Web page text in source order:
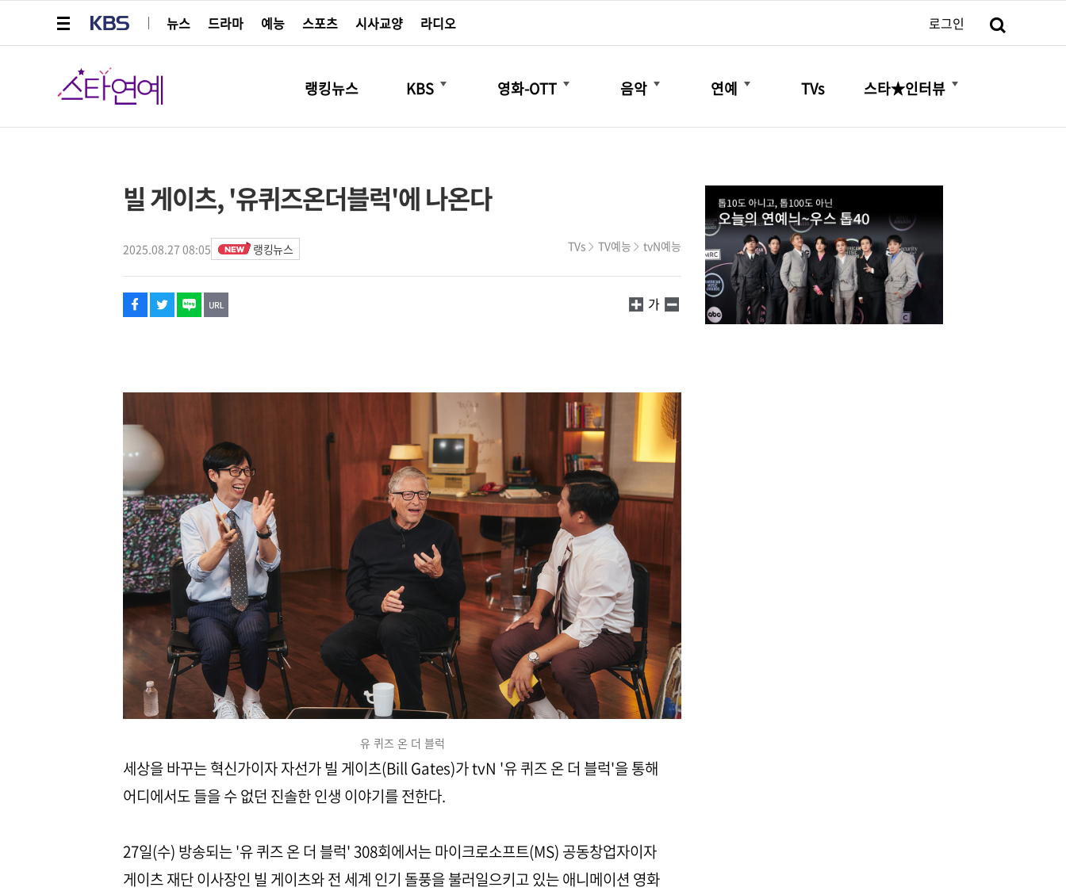
뉴스
드라마 예능 스포츠 시사교양 라디오 로그인
스타연예
랭킹뉴스 KBS
더보기
영화-OTT
더보기
음악
더보기
연예
더보기
TVs 스타★인터뷰
더보기
빌 게이츠, '유퀴즈온더블럭'에 나온다
2025.08.27 08:05 랭킹뉴스 TVs TV예능 tvN예능
페이스북
트위터
네이버
URL복사
글씨 작게보기
가
글씨 크게보기
유 퀴즈 온 더 블럭
세상을 바꾸는 혁신가이자 자선가 빌 게이츠(Bill Gates)가 tvN '유 퀴즈 온 더 블럭'을 통해
어디에서도 들을 수 없던 진솔한 인생 이야기를 전한다.
27일(수) 방송되는 '유 퀴즈 온 더 블럭' 308회에서는 마이크로소프트(MS) 공동창업자이자
게이츠 재단 이사장인 빌 게이츠와 전 세계 인기 돌풍을 불러일으키고 있는 애니메이션 영화
해시태그